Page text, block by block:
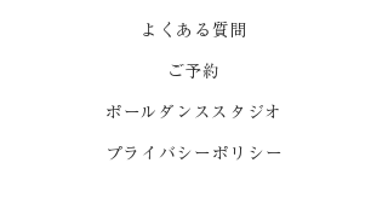
よくある質問
ご予約
ポールダンススタジオ
プライバシーポリシー